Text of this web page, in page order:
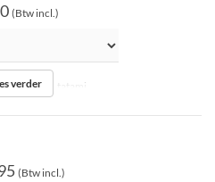
(Btw incl.)
Inside tatami
verder
(Btw incl.)